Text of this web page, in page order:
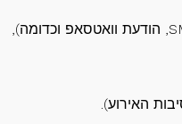
– כאשר מעתיקים ומפרסמים תוכן של מכתב או כתב כלשהו (אימייל, SMS, הודעת וואטסאפ וכדומה),
האירוע).